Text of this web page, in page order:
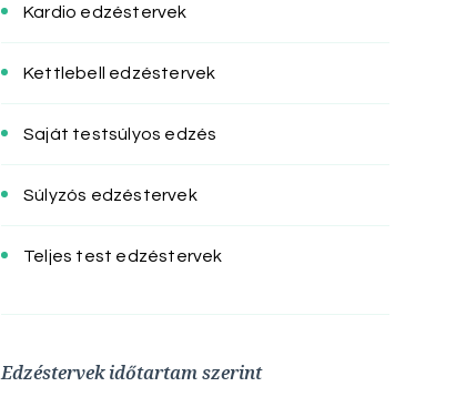
Kardio edzéstervek
Kettlebell edzéstervek
Saját testsúlyos edzés
Súlyzós edzéstervek
Teljes test edzéstervek
Edzéstervek időtartam szerint